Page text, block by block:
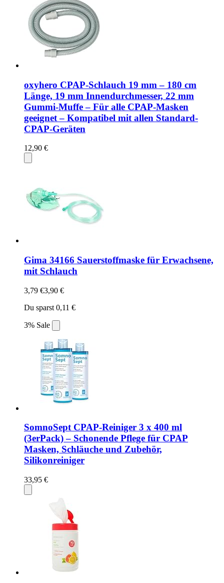
oxyhero CPAP-Schlauch 19 mm – 180 cm
Länge, 19 mm Innendurchmesser, 22 mm
Gummi-Muffe – Für alle CPAP-Masken
geeignet – Kompatibel mit allen Standard-
CPAP-Geräten
12,90 €
Gima 34166 Sauerstoffmaske für Erwachsene,
mit Schlauch
3,79 €3,90 €
Du sparst 0,11 €
3% Sale
SomnoSept CPAP-Reiniger 3 x 400 ml
(3erPack) – Schonende Pflege für CPAP
Masken, Schläuche und Zubehör,
Silikonreiniger
33,95 €